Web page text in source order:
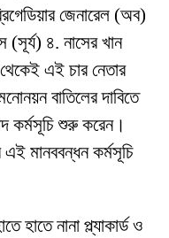
জেনারেল (অব)
৪. নাসের খান
এই চার নেতার
বাতিলের দাবিতে
কর্মসূচি শুরু করেন।
এই মানববন্ধন কর্মসূচি
হাতে নানা প্ল্যাকার্ড ও